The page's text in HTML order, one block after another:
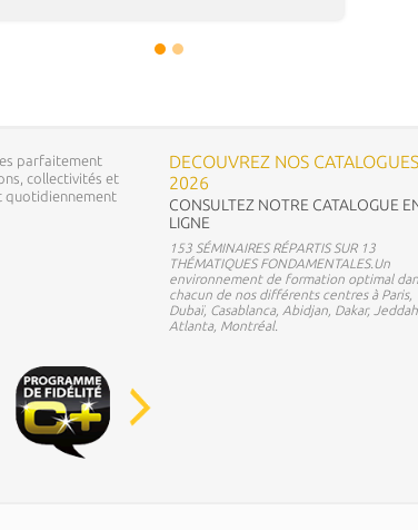
parfaitement
collectivités et
quotidiennement
DECOUVREZ NOS CATALOGUES
2026
CONSULTEZ NOTRE CATALOGUE
LIGNE
153 SÉMINAIRES RÉPARTIS SUR 13
THÉMATIQUES FONDAMENTALES.Un
environnement de formation optimal
chacun de nos différents centres à Paris,
Dubaï, Casablanca, Abidjan, Dakar, Jeddah,
Atlanta, Montréal.